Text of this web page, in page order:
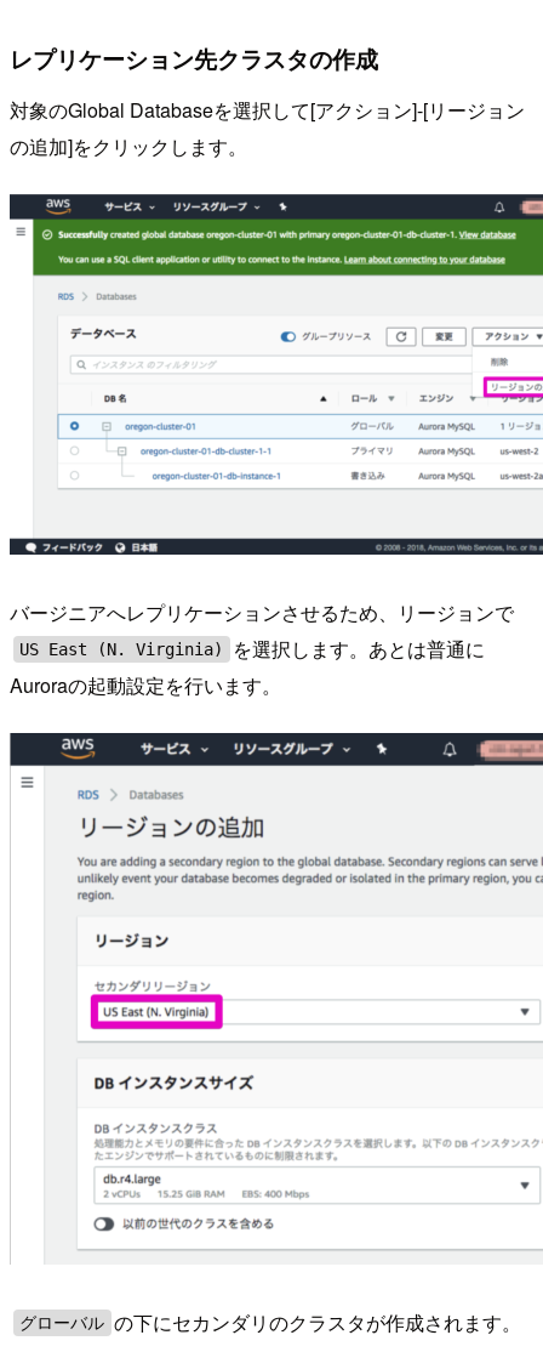
レプリケーション先クラスタの作成
対象のGlobal Databaseを選択して[アクション]-[リージョン
の追加]をクリックします。
バージニアへレプリケーションさせるため、リージョンで
US East (N. Virginia)
を選択します。あとは普通に
Auroraの起動設定を行います。
グローバル の下にセカンダリのクラスタが作成されます。